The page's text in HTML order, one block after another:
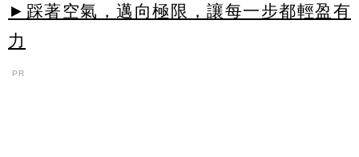
►踩著空氣，邁向極限，讓每一步都輕盈有
力
PR